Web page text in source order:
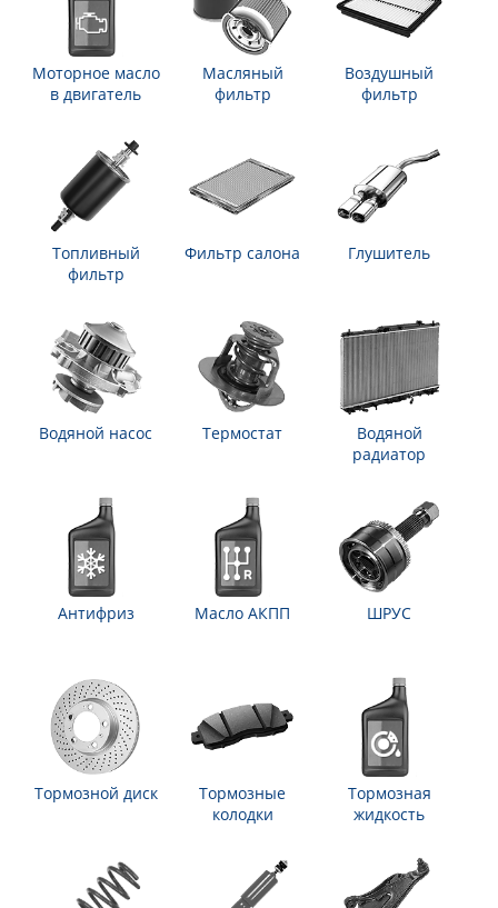
Моторное масло
в двигатель
Масляный
фильтр
Воздушный
фильтр
Топливный
фильтр
Фильтр салона Глушитель
Водяной насос Термостат
Водяной
радиатор
Антифриз Масло АКПП ШРУС
Тормозной диск
Тормозные
колодки
Тормозная
жидкость